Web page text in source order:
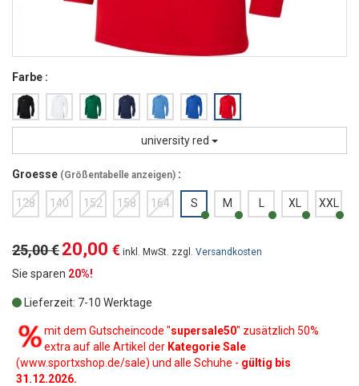
Farbe :
university red
Groesse (Größentabelle anzeigen) :
128 140 152 158 164 S M XL XXL
25,00 €20,00 € inkl. MwSt. zzgl. Versandkosten
Sie sparen 20%!
Lieferzeit: 7-10 Werktage
mit dem Gutscheincode "supersale50" zusätzlich 50%
extra auf alle Artikel der Kategorie Sale
(www.sportxshop.de/sale) und alle Schuhe - gültig bis
31.12.2026.